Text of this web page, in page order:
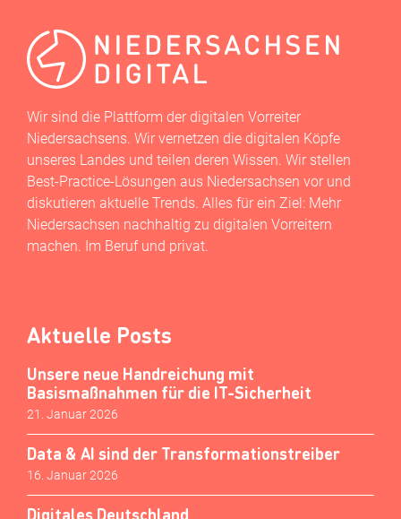
Wir sind die Plattform der digitalen Vorreiter
Niedersachsens. Wir vernetzen die digitalen Köpfe
unseres Landes und teilen deren Wissen. Wir stellen
Best-Practice-Lösungen aus Niedersachsen vor und
diskutieren aktuelle Trends. Alles für ein Ziel: Mehr
Niedersachsen nachhaltig zu digitalen Vorreitern
machen. Im Beruf und privat.
Aktuelle Posts
Unsere neue Handreichung mit
Basismaßnahmen für die IT-Sicherheit
21. Januar 2026
Data & AI sind der Transformationstreiber
16. Januar 2026
Digitales Deutschland